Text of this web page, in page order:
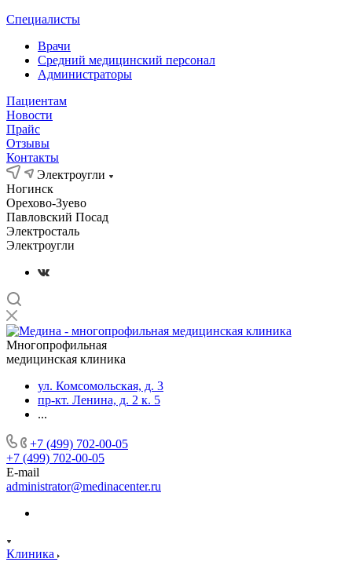
Специалисты
Врачи
Средний медицинский персонал
Администраторы
Пациентам
Новости
Прайс
Отзывы
Контакты
Электроугли
Ногинск
Орехово-Зуево
Павловский Посад
Электросталь
Электроугли
Многопрофильная
медицинская клиника
ул. Комсомольская, д. 3
пр-кт. Ленина, д. 2 к. 5
...
+7 (499) 702-00-05
+7 (499) 702-00-05
E-mail
administrator@medinacenter.ru
Клиника